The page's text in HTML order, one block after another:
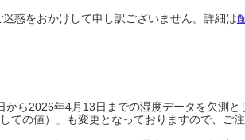
惑をおかけして申し訳ございません。詳細は
ら2026年4月13日までの湿度データを欠測と
の値）」も変更となっておりますので、ご注